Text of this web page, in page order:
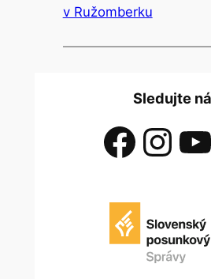
v Ružomberku
Sledujte
Facebook InstagramYouTube